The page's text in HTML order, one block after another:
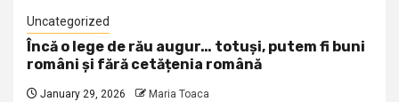
Uncategorized
Încă o lege de rău augur… totuși, putem fi buni
români și fără cetățenia română
January 29, 2026 Maria Toaca